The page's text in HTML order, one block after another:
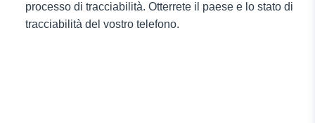
processo di tracciabilità. Otterrete il paese e lo stato di
tracciabilità del vostro telefono.